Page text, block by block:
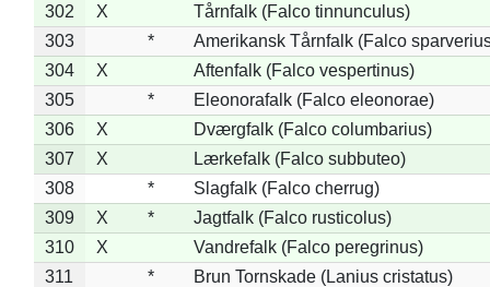
302
X
Tårnfalk (Falco tinnunculus)
303
*
Amerikansk Tårnfalk (Falco
304
X
Aftenfalk (Falco vespertinus)
305
*
Eleonorafalk (Falco eleonorae)
306
X
Dværgfalk (Falco columbarius)
307
X
Lærkefalk (Falco subbuteo)
308
*
Slagfalk (Falco cherrug)
309
X *
Jagtfalk (Falco rusticolus)
310
X
Vandrefalk (Falco peregrinus)
311
*
Brun Tornskade (Lanius cristatus)